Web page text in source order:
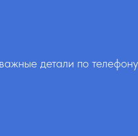
детали по